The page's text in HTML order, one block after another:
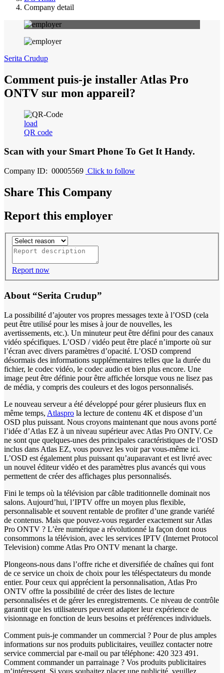
Company detail
Serita Crudup
Comment puis-je installer Atlas Pro
ONTV sur mon appareil?
load
QR code
Scan with your Smart Phone To Get It Handy.
Company ID: 00005569 Click to follow
Share This Company
Report this employer
Report now
About “Serita Crudup”
La possibilité d’ajouter vos propres messages texte à l’OSD (cela
peut être utilisé pour les mises à jour de nouvelles, les
avertissements, etc.). Un minuteur peut être défini pour des canaux
vidéo spécifiques. L’OSD / vidéo peut être placé n’importe où sur
l’écran avec divers paramètres d’opacité. L’OSD comprend
désormais des informations supplémentaires telles que la durée du
fichier, le codec vidéo, le codec audio et bien plus encore. Une
image peut être définie pour être affichée lorsque vous ne lisez pas
de média, y compris des couleurs et des logos personnalisés.
Le nouveau serveur a été développé pour gérer plusieurs flux en
même temps, Atlaspro la lecture de contenu 4K et dispose d’un
OSD plus puissant. Nous croyons maintenant que nous avons porté
l’idée d’Atlas EZ à un niveau supérieur avec Atlas Pro ONTV. Ce
ne sont que quelques-unes des principales caractéristiques de l’OSD
inclus dans Atlas EZ, vous pouvez les voir par vous-même ici.
L’OSD est également plus puissant qu’auparavant et est livré avec
un nouvel éditeur vidéo et des paramètres plus avancés qui vous
permettent de créer des affichages plus personnalisés.
Fini le temps où la télévision par câble traditionnelle dominait nos
salons. Aujourd’hui, l’IPTV offre un moyen plus flexible,
personnalisable et souvent rentable de profiter d’une grande variété
de contenus. Mais que pouvez-vous regarder exactement sur Atlas
Pro ONTV ? L’ère numérique a révolutionné la façon dont nous
consommons la télévision, avec les services IPTV (Internet Protocol
Television) comme Atlas Pro ONTV menant la charge.
Plongeons-nous dans l’offre riche et diversifiée de chaînes qui font
de ce service un choix de choix pour les téléspectateurs du monde
entier. Pour ceux qui apprécient la personnalisation, Atlas Pro
ONTV offre la possibilité de créer des listes de lecture
personnalisées et de gérer les enregistrements. Ce niveau de contrôle
garantit que les utilisateurs peuvent adapter leur expérience de
visionnage en fonction de leurs besoins et préférences individuels.
Comment puis-je commander un commercial ? Pour de plus amples
informations sur nos produits publicitaires, veuillez contacter notre
service commercial par e-mail ou par téléphone: 420 323 491.
Comment commander un parrainage ? Vos produits publicitaires
m’intéressent. Si vous souhaitez placer une publicité, veuillez